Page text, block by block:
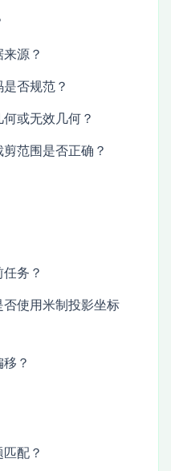
源？
否规范？
或无效几何？
范围是否正确？
务？
使用米制投影坐标
？
配？